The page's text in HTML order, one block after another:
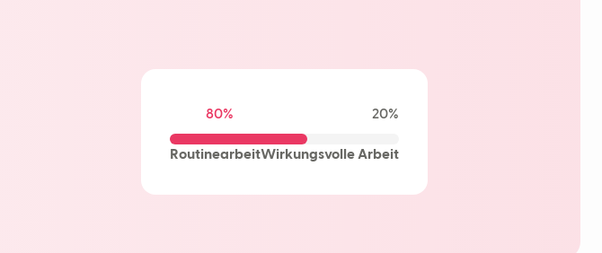
80% 20%
RoutinearbeitWirkungsvolle Arbeit